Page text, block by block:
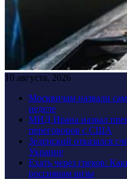
10 августа, 2026
Москвичам назвали
неделе
МИД Ирана назвал
переговоров с США
Зеленский отказался
Украине
Ехать через греков:
россиянам визы